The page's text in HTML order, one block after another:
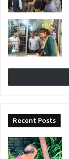
Recent Posts